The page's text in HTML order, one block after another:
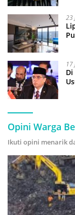
23
17
Di
Opini Warga
Ikuti opini menarik